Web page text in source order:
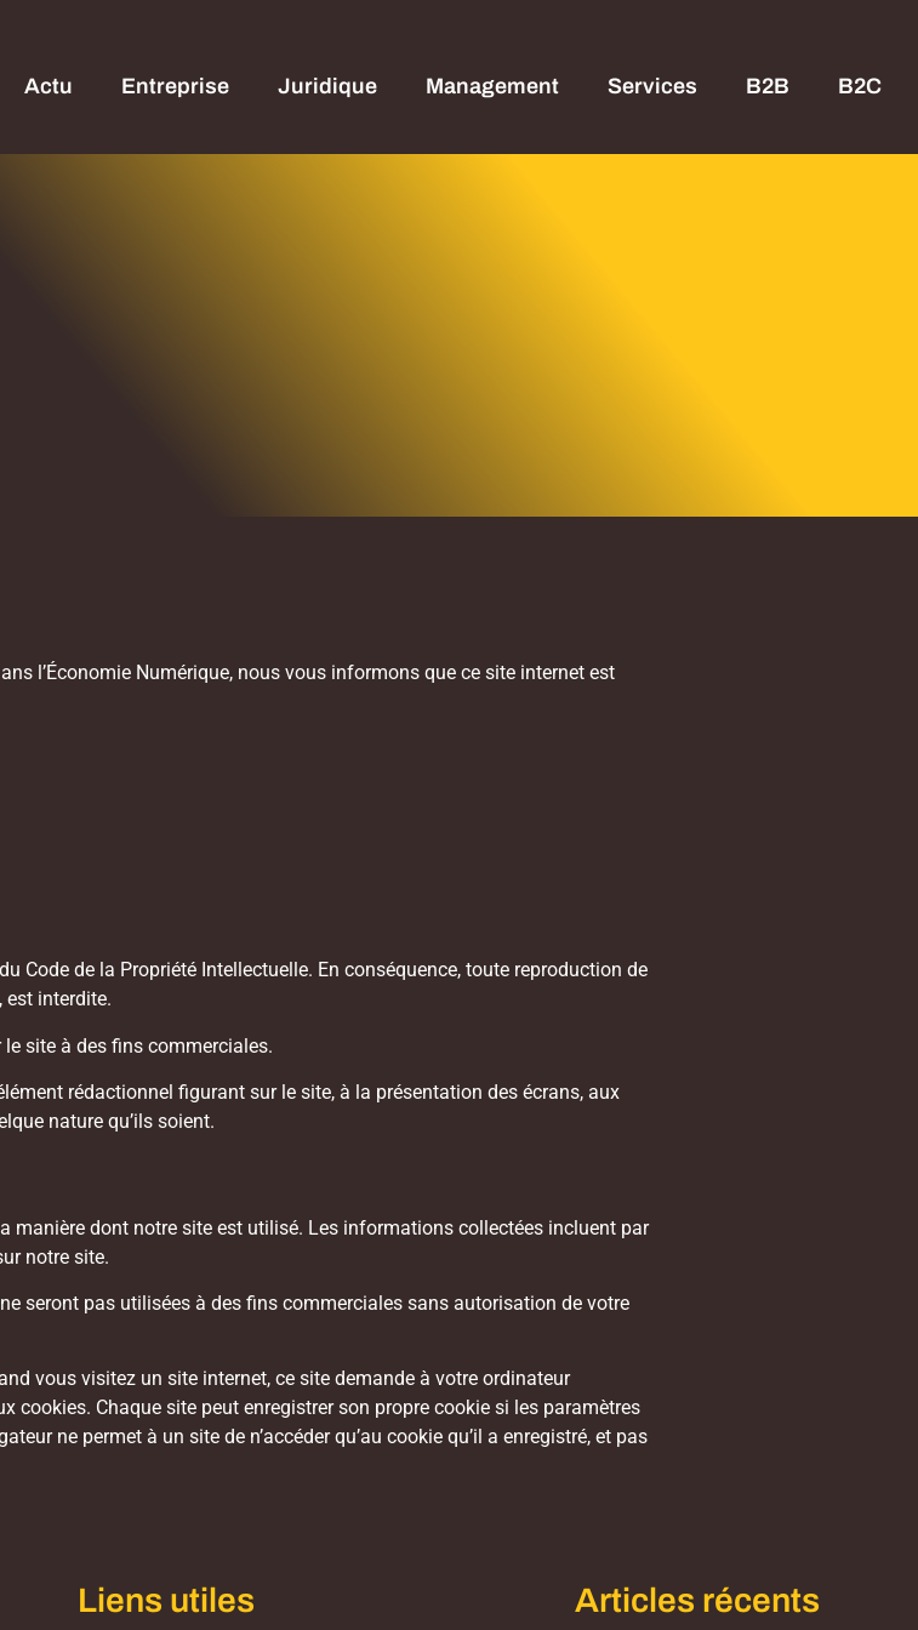
Actu Entreprise Juridique Management Services B2B B2C
l’Économie Numérique, nous vous informons que ce site internet est
Code de la Propriété Intellectuelle. En conséquence, toute reproduction de
est interdite.
site à des fins commerciales.
rédactionnel figurant sur le site, à la présentation des écrans, aux
nature qu’ils soient.
manière dont notre site est utilisé. Les informations collectées incluent par
notre site.
seront pas utilisées à des fins commerciales sans autorisation de votre
vous visitez un site internet, ce site demande à votre ordinateur
cookies. Chaque site peut enregistrer son propre cookie si les paramètres
ne permet à un site de n’accéder qu’au cookie qu’il a enregistré, et pas
Liens utiles Articles récents